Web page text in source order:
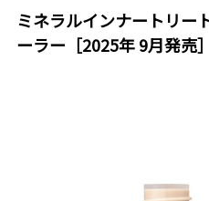
ミネラルインナートリー
ーラー［2025年 9月発売］